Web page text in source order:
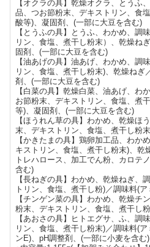
【オクラの具】乾燥オクラ、とうふ
品、つお節粉末、デキストリン、食
酸等)、凝固剤、(一部に大豆を含む)
【とうふの具】とうふ、わかめ、調
リン、食塩、煮干し粉末）、乾燥ね
固剤、(一部に大豆を含む)
【油あげの具】油あげ、わかめ、調
リン、食塩、煮干し粉末)、乾燥ねぎ
剤、(一部に大豆を含む)
【白菜の具】乾燥白菜、油あげ、わ
お節粉末、デキストリン、食塩、煮
等)、凝固剤、(一部に大豆を含む)
【ほうれん草の具】わかめ、乾燥ほ
末、デキストリン、食塩、煮干し粉
【かきたまの具】鶏卵加工品、わか
キストリン、食塩、煮干し粉末)、乾
トレハロース、加工でん粉、カロテ
含む)
【長ねぎの具】わかめ、乾燥ねぎ、
トリン、食塩、煮干し粉)／調味料(
【チンゲン菜の具】わかめ、乾燥チ
粉末、デキストリン、食塩、煮干し
【あおさの具】ヒトエグサ、ふ、調
リン、食塩、煮干し粉末)／調味料(
ンE)、pH調整剤、(一部に小麦を含む)